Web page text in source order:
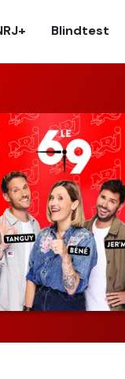
Blindtest